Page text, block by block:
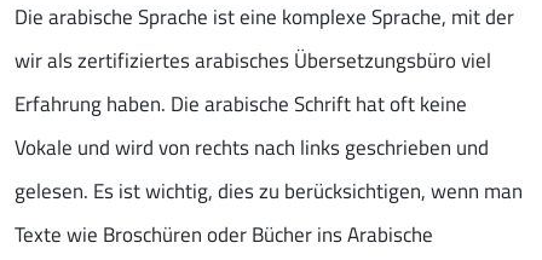
Die arabische Sprache ist eine komplexe Sprache, mit der
wir als zertifiziertes arabisches Übersetzungsbüro viel
Erfahrung haben. Die arabische Schrift hat oft keine
Vokale und wird von rechts nach links geschrieben und
gelesen. Es ist wichtig, dies zu berücksichtigen, wenn man
Texte wie Broschüren oder Bücher ins Arabische